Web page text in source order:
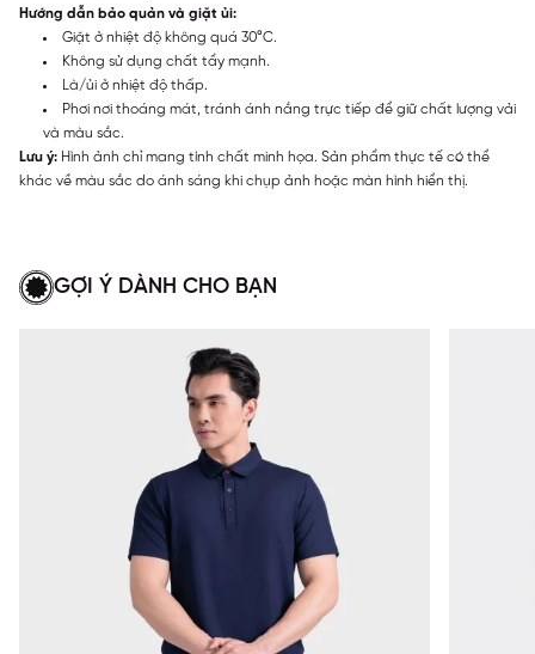
Hướng dẫn bảo quản và giặt ủi:
Giặt ở nhiệt độ không quá 30°C.
Không sử dụng chất tẩy mạnh.
Là/ủi ở nhiệt độ thấp.
Phơi nơi thoáng mát, tránh ánh nắng trực tiếp để giữ chất lượng vải
và màu sắc.
Lưu ý: Hình ảnh chỉ mang tính chất minh họa. Sản phẩm thực tế có thể
khác về màu sắc do ánh sáng khi chụp ảnh hoặc màn hình hiển thị.
GỢI Ý DÀNH CHO BẠN